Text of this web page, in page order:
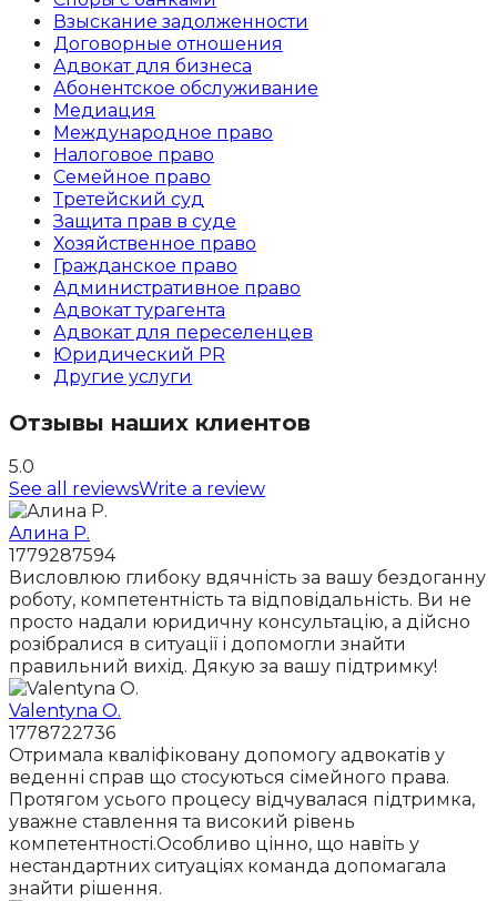
Взыскание задолженности
Договорные отношения
Адвокат для бизнеса
Абoнентское обслуживание
Медиация
Международное право
Налоговое право
Семейное право
Третейский суд
Защита прав в суде
Хозяйственное право
Гражданское право
Административное право
Адвокат турагента
Адвокат для переселенцев
Юридический PR
Другие услуги
Отзывы наших клиентов
5.0
See all reviewsWrite a review
Алина Р.
1779287594
Висловлюю глибоку вдячність за вашу бездоганну
роботу, компетентність та відповідальність. Ви не
просто надали юридичну консультацію, а дійсно
розібралися в ситуації і допомогли знайти
правильний вихід. Дякую за вашу підтримку!
Valentyna O.
1778722736
Отримала кваліфіковану допомогу адвокатів у
веденні справ що стосуються сімейного права.
Протягом усього процесу відчувалася підтримка,
уважне ставлення та високий рівень
компетентності.Особливо цінно, що навіть у
нестандартних ситуаціях команда допомагала
знайти рішення.